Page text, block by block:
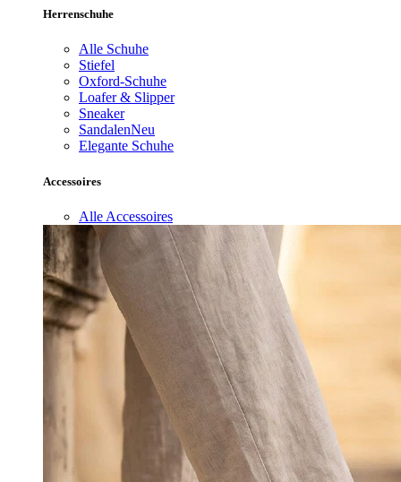
Herrenschuhe
Alle Schuhe
Stiefel
Oxford-Schuhe
Loafer & Slipper
Sneaker
SandalenNeu
Elegante Schuhe
Accessoires
Alle Accessoires